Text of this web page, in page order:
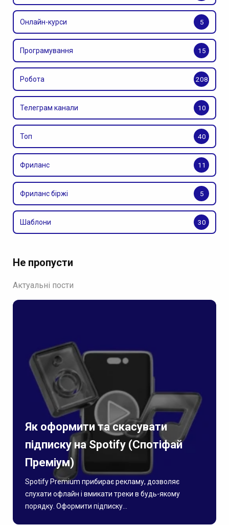
Онлайн-курси 5
Програмування 15
Робота 208
Телеграм канали 10
Топ 40
Фриланс 11
Фриланс біржі 5
Шаблони 30
Не пропусти
Актуальні пости
Як оформити та скасувати
підписку на Spotify (Спотіфай
Преміум)
Spotify Premium прибирає рекламу, дозволяє
слухати офлайн і вмикати треки в будь-якому
порядку. Оформити підписку...